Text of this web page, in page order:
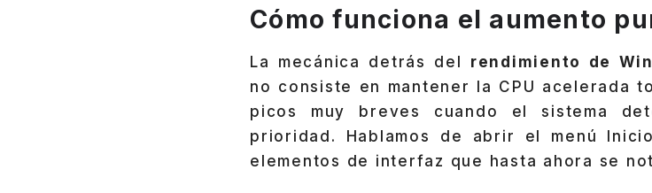
Cómo funciona el aumento
La mecánica detrás del rendimiento de
no consiste en mantener la CPU acelerada
picos muy breves cuando el sistema
prioridad. Hablamos de abrir el menú
elementos de interfaz que hasta ahora se